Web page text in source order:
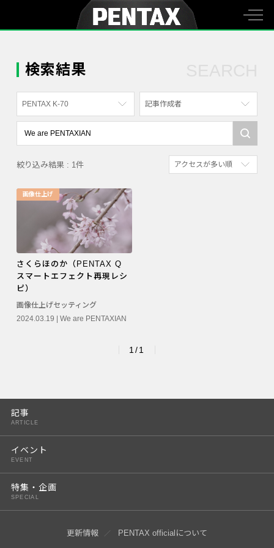
検索結果
PENTAX K-70
すべて
PENTAX K-70
PENTAX KF
PENTAX K-1
PENTAX K-3 Mark III Monochrome
PENTAX 17
PENTAX Qシリーズ
PENTAX K-3 Mark III
PENTAX K-1 Mark II
記事作成者
すべて
写真家
アクセスが多い順
絞り込み結果 : 1件
画像仕上げ
さくらほのか（PENTAX Q
スマートエフェクト再現レシ
ピ）
画像仕上げセッティング
2024.03.19 | We are PENTAXIAN
1/1
記事
ARTICLE
イベント
EVENT
特集・企画
SPECIAL
更新情報 PENTAX officialについて